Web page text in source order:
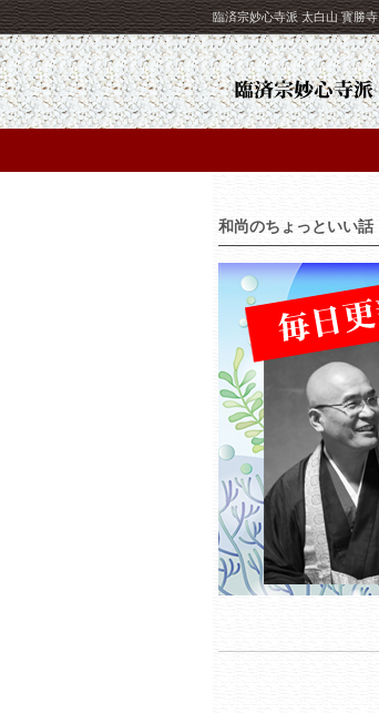
臨済宗妙心寺派 太白山 寳勝寺
和尚のちょっといい話